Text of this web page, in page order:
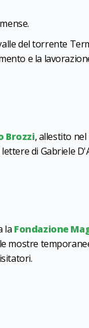
del torrente
e la
Brozzi, allestito nel
di Gabriele
la Fondazione
mostre